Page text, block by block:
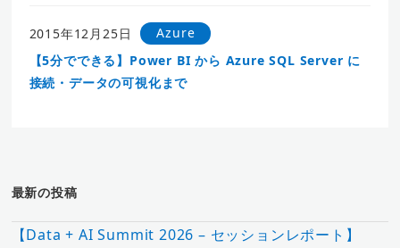
2015年12月25日
Azure
【5分でできる】Power BI から Azure SQL Server に
接続・データの可視化まで
最新の投稿
【Data + AI Summit 2026 – セッションレポート】